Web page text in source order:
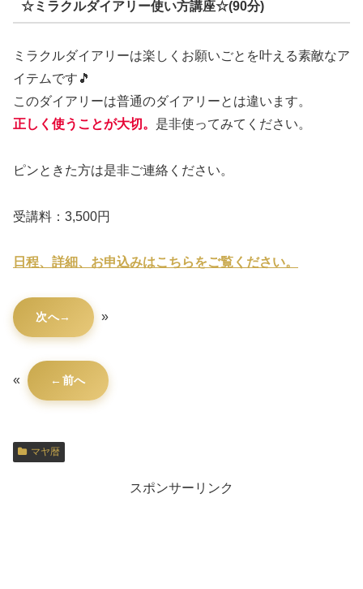
☆ミラクルダイアリー使い方講座☆(90分)
ミラクルダイアリーは楽しくお願いごとを叶える素敵なア
イテムです🎵
このダイアリーは普通のダイアリーとは違います。
正しく使うことが大切。 是非使ってみてください。
ピンときた方は是非ご連絡ください。
受講料：3,500円
日程、詳細、お申込みはこちらをご覧ください。
次へ »
« 前へ
マヤ暦
スポンサーリンク